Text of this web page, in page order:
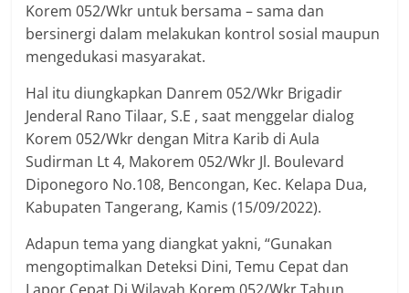
Korem 052/Wkr untuk bersama – sama dan
bersinergi dalam melakukan kontrol sosial maupun
mengedukasi masyarakat.
Hal itu diungkapkan Danrem 052/Wkr Brigadir
Jenderal Rano Tilaar, S.E , saat menggelar dialog
Korem 052/Wkr dengan Mitra Karib di Aula
Sudirman Lt 4, Makorem 052/Wkr Jl. Boulevard
Diponegoro No.108, Bencongan, Kec. Kelapa Dua,
Kabupaten Tangerang, Kamis (15/09/2022).
Adapun tema yang diangkat yakni, “Gunakan
mengoptimalkan Deteksi Dini, Temu Cepat dan